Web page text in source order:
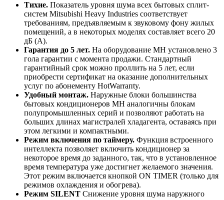
Тихие. Показатель уровня шума всех бытовых сплит-
систем Mitsubishi Heavy Industries соответствует
требованиям, предъявляемым к звуковому фону жилых
помещений, а в некоторых моделях составляет всего 20
дБ (А).
Гарантия до 5 лет. На оборудование MH установлено 3
гола гарантии с момента продажи. Стандартный
гарантийный срок можно проллить на 5 лет, если
приобрести сертификат на оказание дополнительных
услуг по абонементу HotWarraпty.
Удобный монтаж. Наружные блоки большинства
бытовых кондиционеров MH аналогичны блокам
полупромышленных серий и позволяют работать на
больших длинах магистралей хладагента, оставаясь при
этом легкими и компактными.
Режим включения по таймеру. Функция встроенного
интеллекта позволяет включить кондиционер за
некоторое время до заданного, так, что в установленное
время температура уже достигнет желаемого значения.
Этот режим включается кнопкой ON TIMER (только для
режимов охлаждения и обогрева).
Режим SILENT Снижение уровня шума наружного